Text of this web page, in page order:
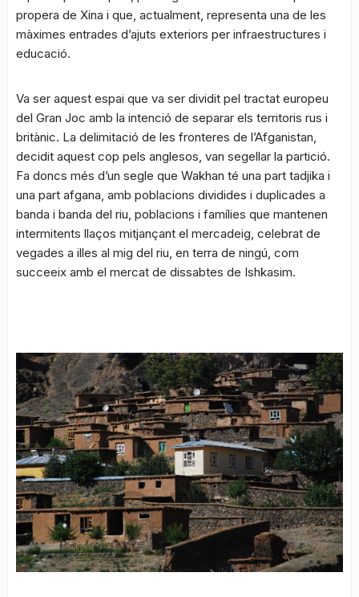
propera de Xina i que, actualment, representa una de les
màximes entrades d’ajuts exteriors per infraestructures i
educació.
Va ser aquest espai que va ser dividit pel tractat europeu
del Gran Joc amb la intenció de separar els territoris rus i
britànic. La delimitació de les fronteres de l’Afganistan,
decidit aquest cop pels anglesos, van segellar la partició.
Fa doncs més d’un segle que Wakhan té una part tadjika i
una part afgana, amb poblacions dividides i duplicades a
banda i banda del riu, poblacions i famílies que mantenen
intermitents llaços mitjançant el mercadeig, celebrat de
vegades a illes al mig del riu, en terra de ningú, com
succeeix amb el mercat de dissabtes de Ishkasim.